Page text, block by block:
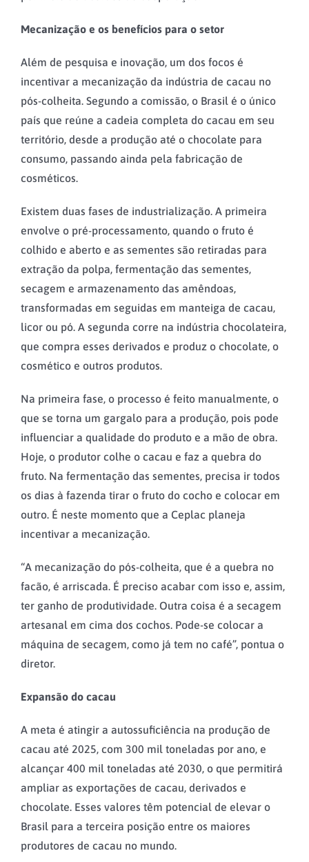
Mecanização e os benefícios para o setor
Além de pesquisa e inovação, um dos focos é
incentivar a mecanização da indústria de cacau no
pós-colheita. Segundo a comissão, o Brasil é o único
país que reúne a cadeia completa do cacau em seu
território, desde a produção até o chocolate para
consumo, passando ainda pela fabricação de
cosméticos.
Existem duas fases de industrialização. A primeira
envolve o pré-processamento, quando o fruto é
colhido e aberto e as sementes são retiradas para
extração da polpa, fermentação das sementes,
secagem e armazenamento das amêndoas,
transformadas em seguidas em manteiga de cacau,
licor ou pó. A segunda corre na indústria chocolateira,
que compra esses derivados e produz o chocolate, o
cosmético e outros produtos.
Na primeira fase, o processo é feito manualmente, o
que se torna um gargalo para a produção, pois pode
influenciar a qualidade do produto e a mão de obra.
Hoje, o produtor colhe o cacau e faz a quebra do
fruto. Na fermentação das sementes, precisa ir todos
os dias à fazenda tirar o fruto do cocho e colocar em
outro. É neste momento que a Ceplac planeja
incentivar a mecanização.
“A mecanização do pós-colheita, que é a quebra no
facão, é arriscada. É preciso acabar com isso e, assim,
ter ganho de produtividade. Outra coisa é a secagem
artesanal em cima dos cochos. Pode-se colocar a
máquina de secagem, como já tem no café”, pontua o
diretor.
Expansão do cacau
A meta é atingir a autossuficiência na produção de
cacau até 2025, com 300 mil toneladas por ano, e
alcançar 400 mil toneladas até 2030, o que permitirá
ampliar as exportações de cacau, derivados e
chocolate. Esses valores têm potencial de elevar o
Brasil para a terceira posição entre os maiores
produtores de cacau no mundo.